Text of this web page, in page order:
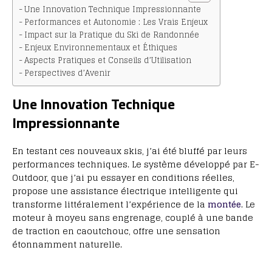
Une Innovation Technique Impressionnante
Performances et Autonomie : Les Vrais Enjeux
Impact sur la Pratique du Ski de Randonnée
Enjeux Environnementaux et Éthiques
Aspects Pratiques et Conseils d’Utilisation
Perspectives d’Avenir
Une Innovation Technique
Impressionnante
En testant ces nouveaux skis, j’ai été bluffé par leurs
performances techniques. Le système développé par E-
Outdoor, que j’ai pu essayer en conditions réelles,
propose une assistance électrique intelligente qui
transforme littéralement l’expérience de la montée. Le
moteur à moyeu sans engrenage, couplé à une bande
de traction en caoutchouc, offre une sensation
étonnamment naturelle.